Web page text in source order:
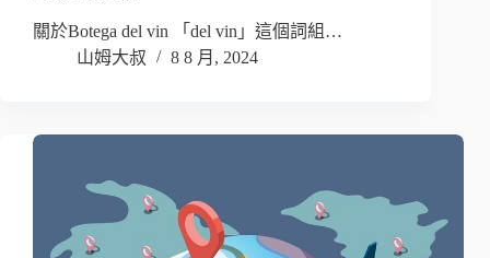
關於Botega del vin 「del vin」這個詞組…
山姆大叔
8 8 月, 2024